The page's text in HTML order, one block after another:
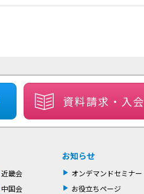
資料請求・ 入
近畿会
中国会
お知らせ
オンデマンドセミナー
お役立ちページ